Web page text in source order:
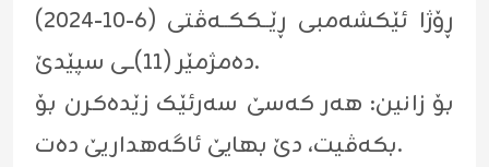
ڕۆژا ئێکشەمبی ڕێــککــەڤتی (٦-١٠-٢٠٢٤)
دەمژمێر (۱۱)ــی سپێدێ.
بۆ زانین: هەر کەسێ سەرئێک زێدەکرن بۆ
بکەڤیت، دێ بهایێ ئاگەهداریێ دەت.